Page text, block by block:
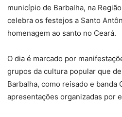
município de Barbalha, na
celebra os festejos a Santo
homenagem ao santo no Ceará.
O dia é marcado por
grupos da cultura popular que
Barbalha, como reisado e banda
apresentações organizadas por